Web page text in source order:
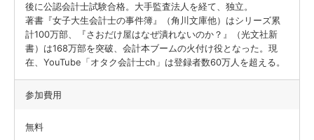
後に公認会計士試験合格。大手監査法人を経て、独立。
著書『女子大生会計士の事件簿』（角川文庫他）はシリーズ累
計100万部、『さおだけ屋はなぜ潰れないのか？』（光文社新
書）は168万部を突破、会計本ブームの火付け役となった。現
在、YouTube「オタク会計士ch」は登録者数60万人を超える。
参加費用
無料